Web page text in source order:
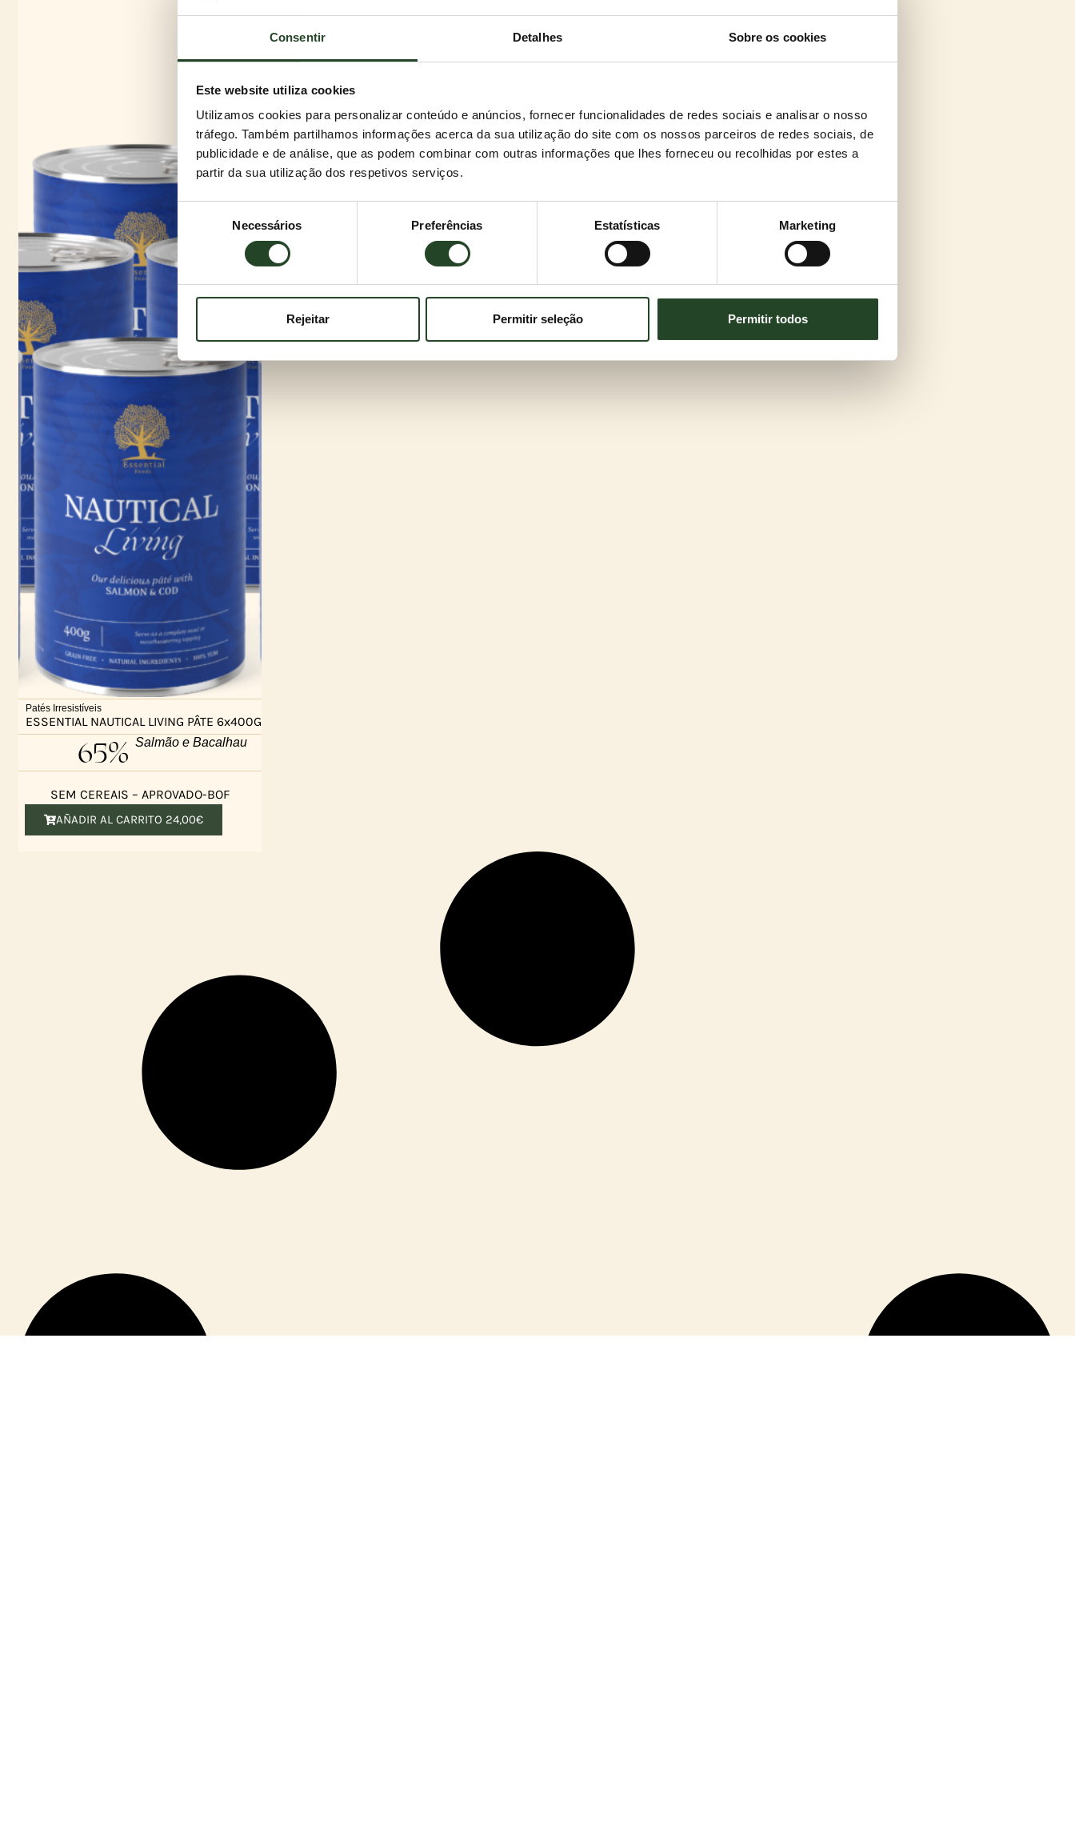
Consentir Detalhes Sobre os cookies
Este website utiliza cookies
Utilizamos cookies para personalizar conteúdo e anúncios, fornecer funcionalidades de redes sociais e analisar o nosso
tráfego. Também partilhamos informações acerca da sua utilização do site com os nossos parceiros de redes sociais, de
publicidade e de análise, que as podem combinar com outras informações que lhes forneceu ou recolhidas por estes a
partir da sua utilização dos respetivos serviços.
consentimento
Necessários Preferências Estatísticas Marketing
Rejeitar Permitir seleção Permitir todos
Patés Irresistíveis
ESSENTIAL NAUTICAL LIVING PÂTE 6x400G
65% Salmão e Bacalhau
SEM CEREAIS – APROVADO-BOF
AÑADIR AL CARRITO 24,00€